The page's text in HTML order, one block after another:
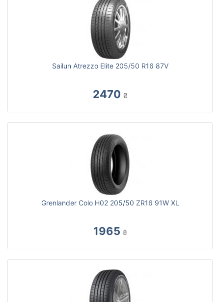
Sailun Atrezzo Elite 205/50 R16 87V
2470 ₴
Grenlander Colo H02 205/50 ZR16 91W XL
1965 ₴